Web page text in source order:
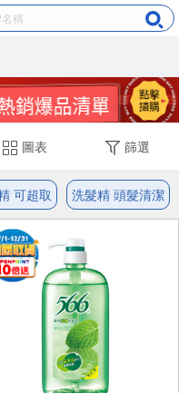
圖表 篩選
可超取 洗髮精 頭髮清潔